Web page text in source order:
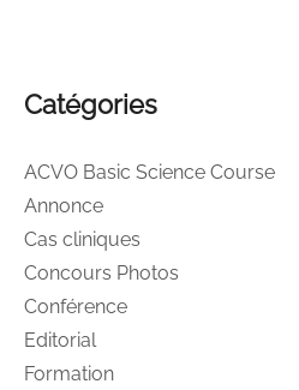
Catégories
ACVO Basic Science Course
Annonce
Cas cliniques
Concours Photos
Conférence
Editorial
Formation